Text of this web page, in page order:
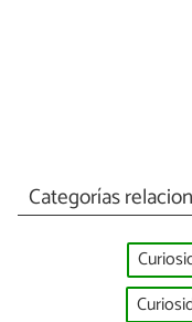
Categorías